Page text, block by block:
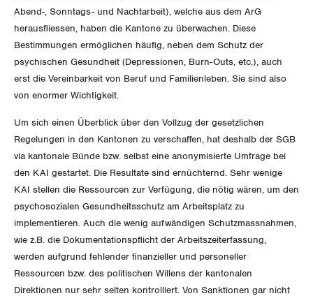
Gesundheit
SERVICE
WEITERBILDUNG
NEWSLETTER
BROSCHÜREN/BÜCHER
DER SGB
WIR ÜBER UNS
Vorstand
Präsidialausschuss
Feministische Kommission
Jugendkommission
Aargau
Beide Basel
Medien
Publikationen
Blog
Blog Daniel Lampart
Der Europa-Blog
Kontakt
Abend-, Sonntags- und Nachtarbeit), welche aus dem ArG
herausfliessen, haben die Kantone zu überwachen. Diese
Bestimmungen ermöglichen häufig, neben dem Schutz der
psychischen Gesundheit (Depressionen, Burn-Outs, etc.), auch
erst die Vereinbarkeit von Beruf und Familienleben. Sie sind also
von enormer Wichtigkeit.
Um sich einen Überblick über den Vollzug der gesetzlichen
Regelungen in den Kantonen zu verschaffen, hat deshalb der SGB
via kantonale Bünde bzw. selbst eine anonymisierte Umfrage bei
den KAI gestartet. Die Resultate sind ernüchternd. Sehr wenige
KAI stellen die Ressourcen zur Verfügung, die nötig wären, um den
psychosozialen Gesundheitsschutz am Arbeitsplatz zu
implementieren. Auch die wenig aufwändigen Schutzmassnahmen,
wie z.B. die Dokumentationspflicht der Arbeitszeiterfassung,
werden aufgrund fehlender finanzieller und personeller
Ressourcen bzw. des politischen Willens der kantonalen
Direktionen nur sehr selten kontrolliert. Von Sanktionen gar nicht